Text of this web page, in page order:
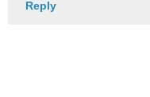
Reply